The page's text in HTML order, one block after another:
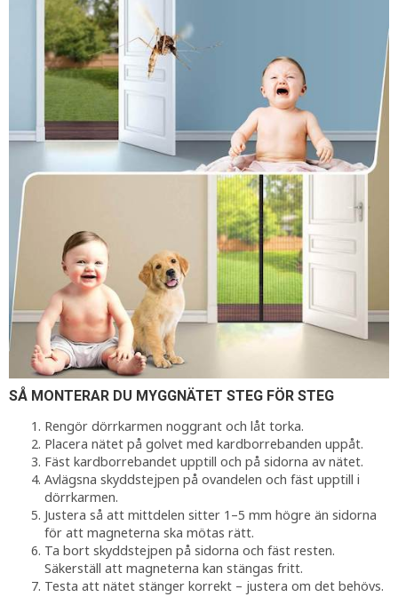
SÅ MONTERAR DU MYGGNÄTET STEG FÖR STEG
Rengör dörrkarmen noggrant och låt torka.
Placera nätet på golvet med kardborrebanden uppåt.
Fäst kardborrebandet upptill och på sidorna av nätet.
Avlägsna skyddstejpen på ovandelen och fäst upptill i
dörrkarmen.
Justera så att mittdelen sitter 1–5 mm högre än sidorna
för att magneterna ska mötas rätt.
Ta bort skyddstejpen på sidorna och fäst resten.
Säkerställ att magneterna kan stängas fritt.
Testa att nätet stänger korrekt – justera om det behövs.